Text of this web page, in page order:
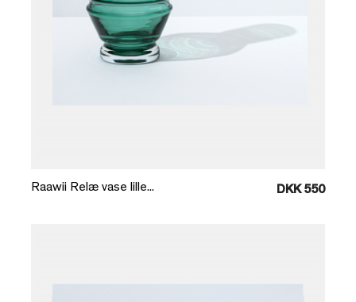
Raawii Relæ vase lille... DKK 550